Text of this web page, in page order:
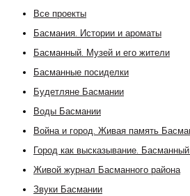
Все проекты
Басмания. Истории и ароматы
Басманный. Музей и его жители
Басманные посиделки
Будетляне Басмании
Воды Басмании
Война и город. Живая память
Город как высказывание.
Живой журнал Басманного района
Звуки Басмании